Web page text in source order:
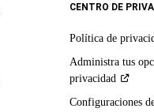
CENTRO DE
Política de
Administra tus
privacidad
Configuraciones